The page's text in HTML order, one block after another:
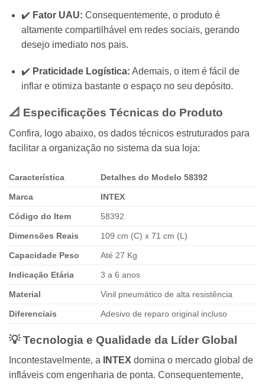
✔️ Fator UAU: Consequentemente, o produto é
altamente compartilhável em redes sociais, gerando
desejo imediato nos pais.
✔️ Praticidade Logística: Ademais, o item é fácil de
inflar e otimiza bastante o espaço no seu depósito.
📐 Especificações Técnicas do Produto
Confira, logo abaixo, os dados técnicos estruturados para
facilitar a organização no sistema da sua loja:
Característica Detalhes do Modelo 58392
Marca INTEX
Código do Item 58392
Dimensões Reais 109 cm (C) x 71 cm (L)
Capacidade Peso Até 27 Kg
Indicação Etária 3 a 6 anos
Material Vinil pneumático de alta resistência
Diferenciais Adesivo de reparo original incluso
💡 Tecnologia e Qualidade da Líder Global
Incontestavelmente, a INTEX domina o mercado global de
infláveis com engenharia de ponta. Consequentemente,